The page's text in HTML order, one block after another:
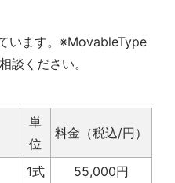
います。※MovableType
談ください。
単
位
料金（税込/円）
1式
55,000円